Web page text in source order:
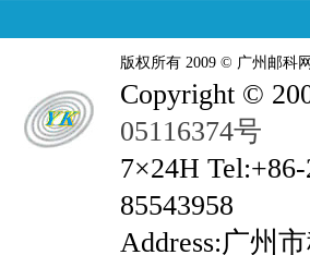
版权所有 2009 © 广州邮科
Copyright ©
05116374号
7×24H
85543958
Address:广州